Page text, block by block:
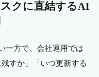
クに直結するAI
一方で、会社運用では
すか」「いつ更新する